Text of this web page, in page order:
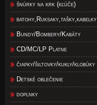
šnúrky na krk (kľúče)
batohy,Ruksaky,tašky,kabelky
Bundy/Bombery/Kabáty
CD/MC/LP Platne
čiapky/šiltovky/kukly/klobúky
Detské oblečenie
doplnky